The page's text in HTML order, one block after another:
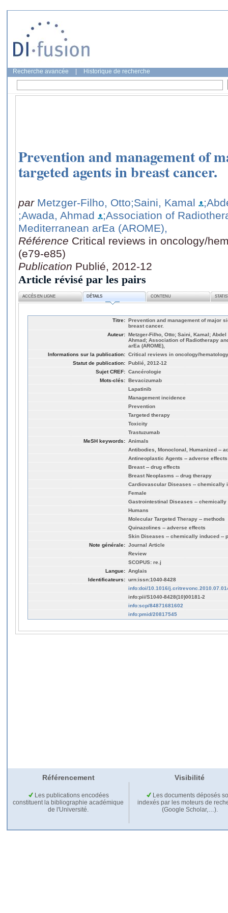
Recherche avancée Historique de recherche
Prevention and management of
targeted agents in breast cancer.
par Metzger-Filho, Otto;Saini, Kamal
;Awada, Ahmad
;Association of
Mediterranean arEa (AROME),
Référence Critical reviews in oncology/
(e79-e85)
Publication Publié, 2012-12
Article révisé par les pairs
ACCÈS EN LIGNE DÉTAILS CONTENU
Titre: Prevention and management of major
breast cancer.
Auteur: Metzger-Filho, Otto; Saini, Kamal;
Ahmad; Association of Radiotherapy
arEa (AROME),
Informations sur la publication: Critical reviews in oncology/
Statut de publication: Publié, 2012-12
Sujet CREF: Cancérologie
Mots-clés: Bevacizumab
Lapatinib
Management incidence
Prevention
Targeted therapy
Toxicity
Trastuzumab
MeSH keywords: Animals
Antibodies, Monoclonal, Humanized --
Antineoplastic Agents -- adverse effects
Breast -- drug effects
Breast Neoplasms -- drug therapy
Cardiovascular Diseases -- chemically
Female
Gastrointestinal Diseases --
Humans
Molecular Targeted Therapy -- methods
Quinazolines -- adverse effects
Skin Diseases -- chemically induced --
Note générale: Journal Article
Review
SCOPUS: re.j
Langue: Anglais
Identificateurs: urn:issn:1040-8428
info:doi/10.1016/
info:pii/S1040-8428(10)00181-2
info:scp/84871681602
info:pmid/20817545
Référencement Visibilité
Les publications encodées
constituent la bibliographie académique
de l'Université.
Les documents déposés
indexés par les moteurs de
(Google Scholar,…).